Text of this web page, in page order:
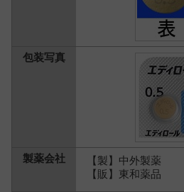
【製】中外製薬
【販】東和薬品